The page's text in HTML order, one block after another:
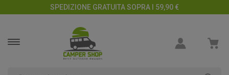
SPEDIZIONE GRATUITA SOPRA I 59,90 €